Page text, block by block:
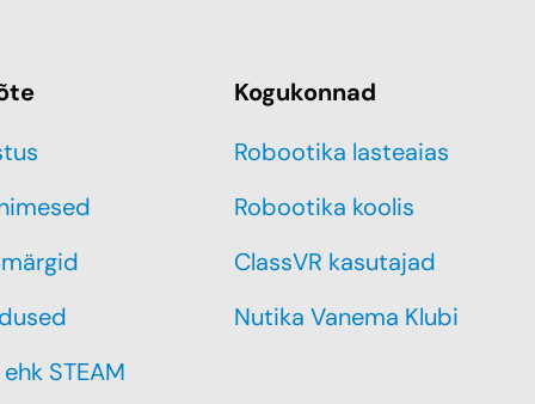
STEAM
Kogukonnad
Robootika lasteaias
Robootika koolis
ClassVR kasutajad
Nutika Vanema Klubi